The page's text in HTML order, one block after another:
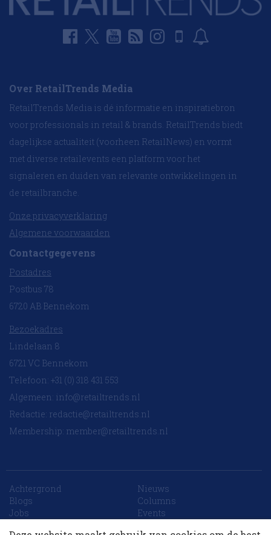
Over RetailTrends Media
RetailTrends Media is dé informatie en inspiratiebron
voor professionals in retail & brands. RetailTrends biedt
dagelijkse actualiteit (voorheen RetailNews) en vormt
met diverse retailevents een platform voor het
signaleren en duiden van relevante ontwikkelingen in
de retailbranche.
Onze privacyverklaring
Algemene voorwaarden
Contactgegevens
Postadres
Postbus 78
6720 AB Bennekom
Bezoekadres
Lindelaan 8
6721 VC Bennekom
Telefoon: +31 (0) 318 431 553
Algemeen: info@retailtrends.nl
Redactie: redactie@retailtrends.nl
Membership: member@retailtrends.nl
Achtergrond
Nieuws
Blogs
Columns
Jobs
Events
10 collega’s